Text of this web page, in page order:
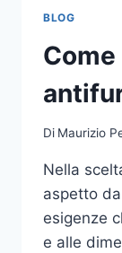
BLOG
Di Maurizio
Nella
aspetto
esigenze
e alle